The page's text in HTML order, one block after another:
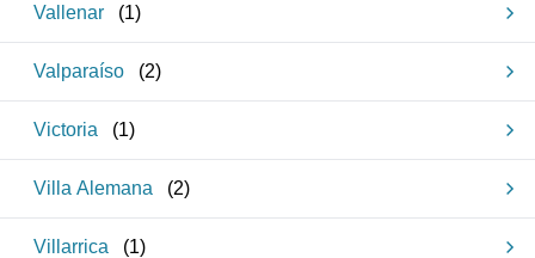
Vallenar (1)
Valparaíso (2)
Victoria (1)
Villa Alemana (2)
Villarrica (1)